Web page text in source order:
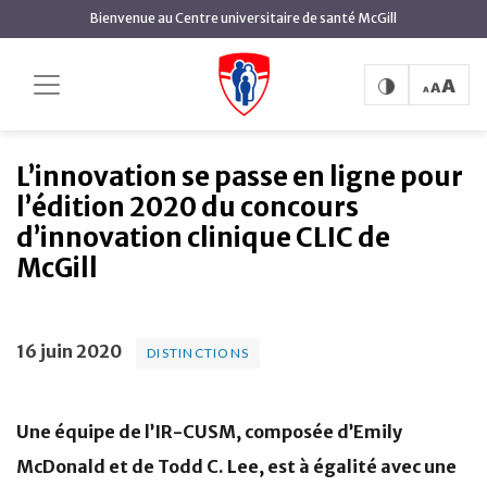
principal
Bienvenue au Centre universitaire de santé McGill
Distinctions
en ligne pour l’édition 2020 du concours d’innovation
clinique CLIC de McGill
L’innovation se passe en ligne pour
l’édition 2020 du concours
d’innovation clinique CLIC de
McGill
16 juin 2020 DISTINCTIONS
Une équipe de l’IR-CUSM, composée d’Emily
McDonald et de Todd C. Lee, est à égalité avec une